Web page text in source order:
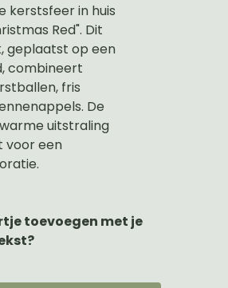
kerstsfeer in huis
Red". Dit
geplaatst op een
combineert
fris
De
uitstraling
voor een
toevoegen met je